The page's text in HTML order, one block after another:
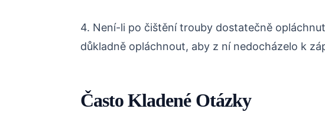
4. Není-li po čištění trouby dostatečně
důkladně opláchnout, aby z ní nedocházelo k
Často Kladené Otázky